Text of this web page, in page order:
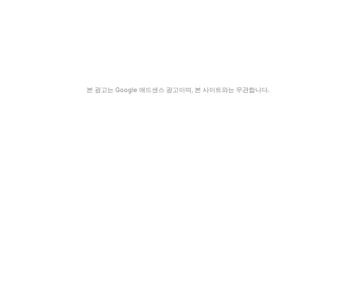
본 광고는 Google 애드센스 광고이며, 본 사이트와는 무관합니다.